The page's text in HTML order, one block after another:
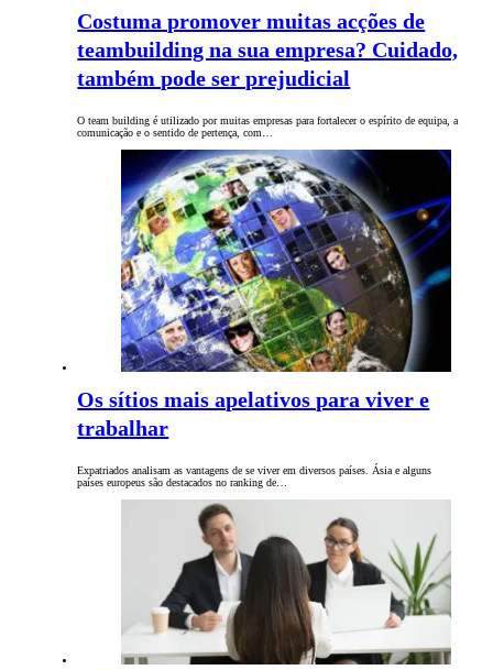
Costuma promover muitas acções de
teambuilding na sua empresa? Cuidado,
também pode ser prejudicial
O team building é utilizado por muitas empresas para fortalecer o espírito de equipa, a
comunicação e o sentido de pertença, com…
Os sítios mais apelativos para viver e
trabalhar
Expatriados analisam as vantagens de se viver em diversos países. Ásia e alguns
países europeus são destacados no ranking de…